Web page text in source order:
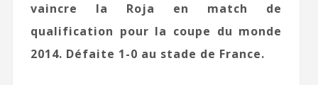
vaincre la Roja en match de
qualification pour la coupe du monde
2014. Défaite 1-0 au stade de France.